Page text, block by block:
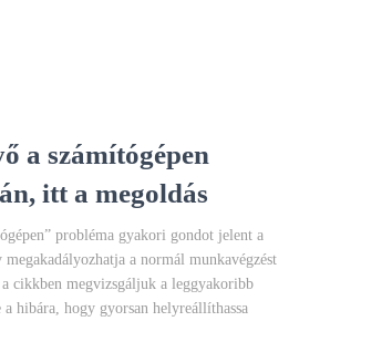
a számítógépen
itt a megoldás
probléma gyakori gondot jelent a
a normál munkavégzést
cikkben megvizsgáljuk a leggyakoribb
hibára, hogy gyorsan helyreállíthassa